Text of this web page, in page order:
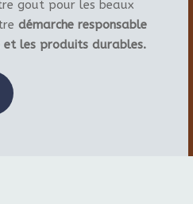
gout pour les beaux
démarche responsable
et les produits durables.